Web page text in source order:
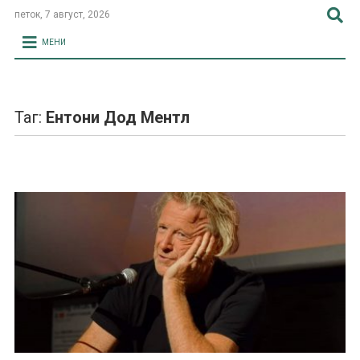
петок, 7 август, 2026
МЕНИ
Таг: Ентони Дод Ментл